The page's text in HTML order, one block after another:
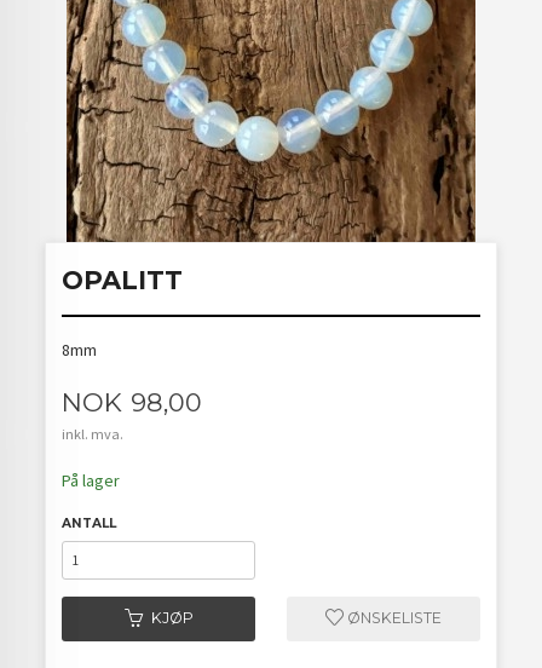
OPALITT
8mm
Pris
NOK 98,00
inkl. mva.
På lager
ANTALL
KJØP ØNSKELISTE